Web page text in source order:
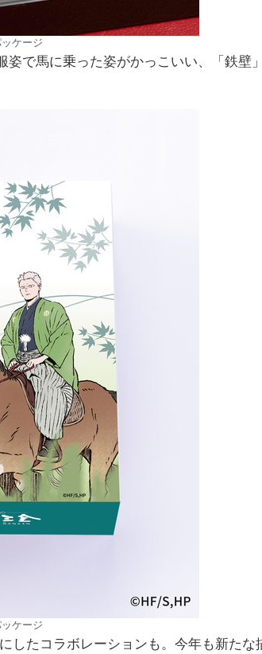
ケージ
で馬に乗った姿がかっこいい、「鉄壁」
ケージ
したコラボレーションも。今年も新たな